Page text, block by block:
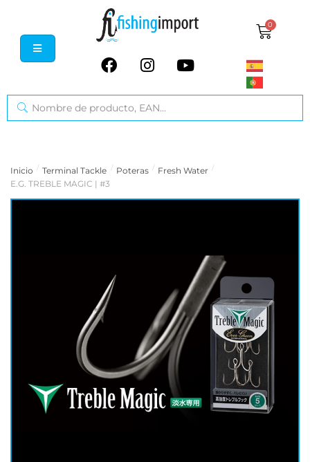
0
Inicio / Terminal Tackle / Poteras / Fresh Water /
E.G. TREBLE MAGIC | #3